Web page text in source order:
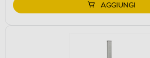
AGGIUNGI